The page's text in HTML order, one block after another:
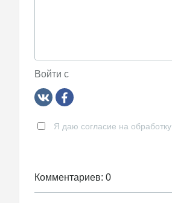
Войти с
Я даю согласие на обработку
Комментариев: 0